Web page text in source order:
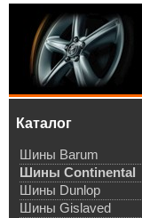
Каталог
Шины Barum
Шины Continental
Шины Dunlop
Шины Gislaved